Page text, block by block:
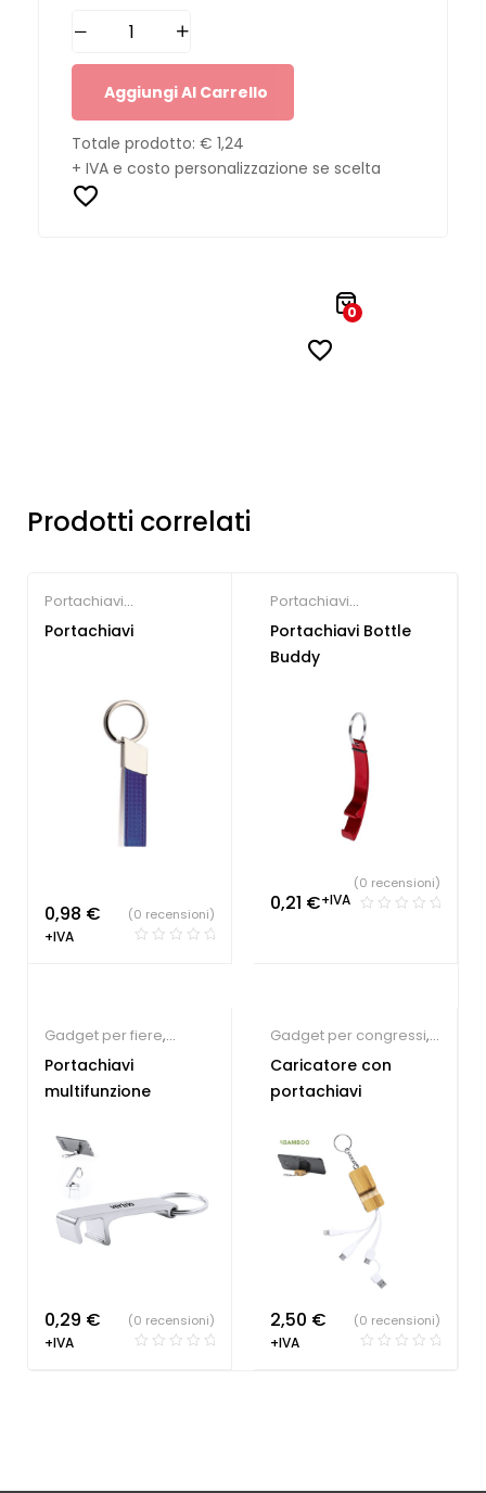
Aggiungi Al Carrello
Totale prodotto: € 1,24
+ IVA e costo personalizzazione se scelta
0
Prodotti correlati
Portachiavi
personalizzati
Portachiavi
0,98 €
+IVA
(0 recensioni)
Portachiavi
personalizzati
Portachiavi Bottle
Buddy
0,21 €+IVA
(0 recensioni)
Gadget per fiere,
Portachiavi
personalizzati
Portachiavi
multifunzione
0,29 €
+IVA
(0 recensioni)
Gadget per congressi,
Tecnologia ecologica
Portachiavi
personalizzati
Caricatore con
portachiavi
2,50 €
+IVA
(0 recensioni)